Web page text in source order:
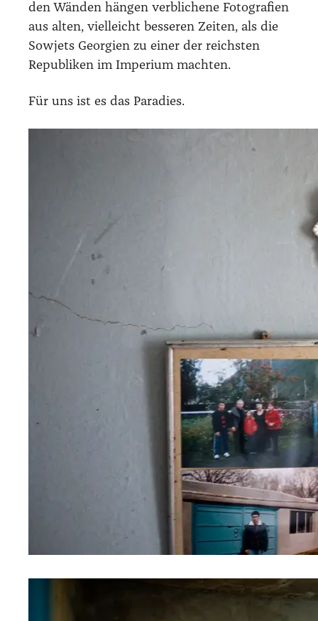
den Wän­den hän­gen ver­bli­che­ne Foto­gra­fien
aus alten, viel­leicht bes­se­ren Zei­ten, als die
Sowjets Geor­gi­en zu einer der reichs­ten
Repu­bli­ken im Impe­ri­um mach­ten.
Für uns ist es das Para­dies.